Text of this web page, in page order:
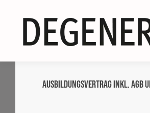
Ausbildungsvertrag inkl. AGB